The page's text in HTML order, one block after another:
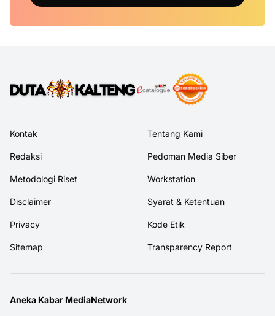
Kontak Tentang Kami
Redaksi Pedoman Media Siber
Metodologi Riset Workstation
Disclaimer Syarat & Ketentuan
Privacy Kode Etik
Sitemap Transparency Report
Aneka Kabar MediaNetwork